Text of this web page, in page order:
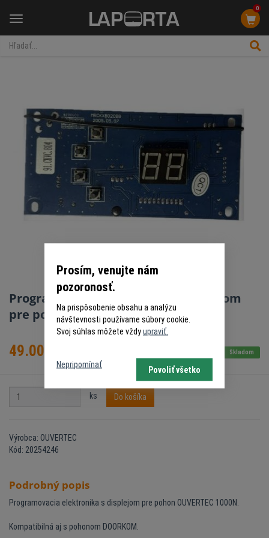
Menu
0
Programovacia elektronika s displejom
pre pohon OUVERTEC 1000N
49.00 Skladom
ks Do košíka
Výrobca: OUVERTEC
Kód: 20254246
Podrobný popis
Programovacia elektronika s displejom pre pohon OUVERTEC 1000N.
Kompatibilná aj s pohonom DOORKOM.
Prosím, venujte nám
pozoronosť.
Na prispôsobenie obsahu a analýzu
návštevnosti používame súbory cookie.
Svoj súhlas môžete vždyupraviť.
Nepripomínať
Povoliť všetko